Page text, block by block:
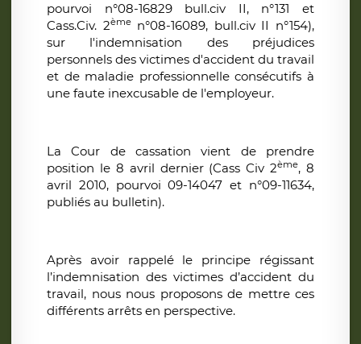
pourvoi n°08-16829 bull.civ II, n°131 et
Cass.Civ. 2èmen°08-16089, bull.civ II n°154),
sur l'indemnisation des préjudices
personnels des victimes d'accident du travail
et de maladie professionnelle consécutifs à
une faute inexcusable de l'employeur.
La Cour de cassation vient de prendre
position le 8 avril dernier (Cass Civ 2ème, 8
avril 2010, pourvoi 09-14047 et n°09-11634,
publiés au bulletin).
Après avoir rappelé le principe régissant
l’indemnisation des victimes d’accident du
travail, nous nous proposons de mettre ces
différents arrêts en perspective.